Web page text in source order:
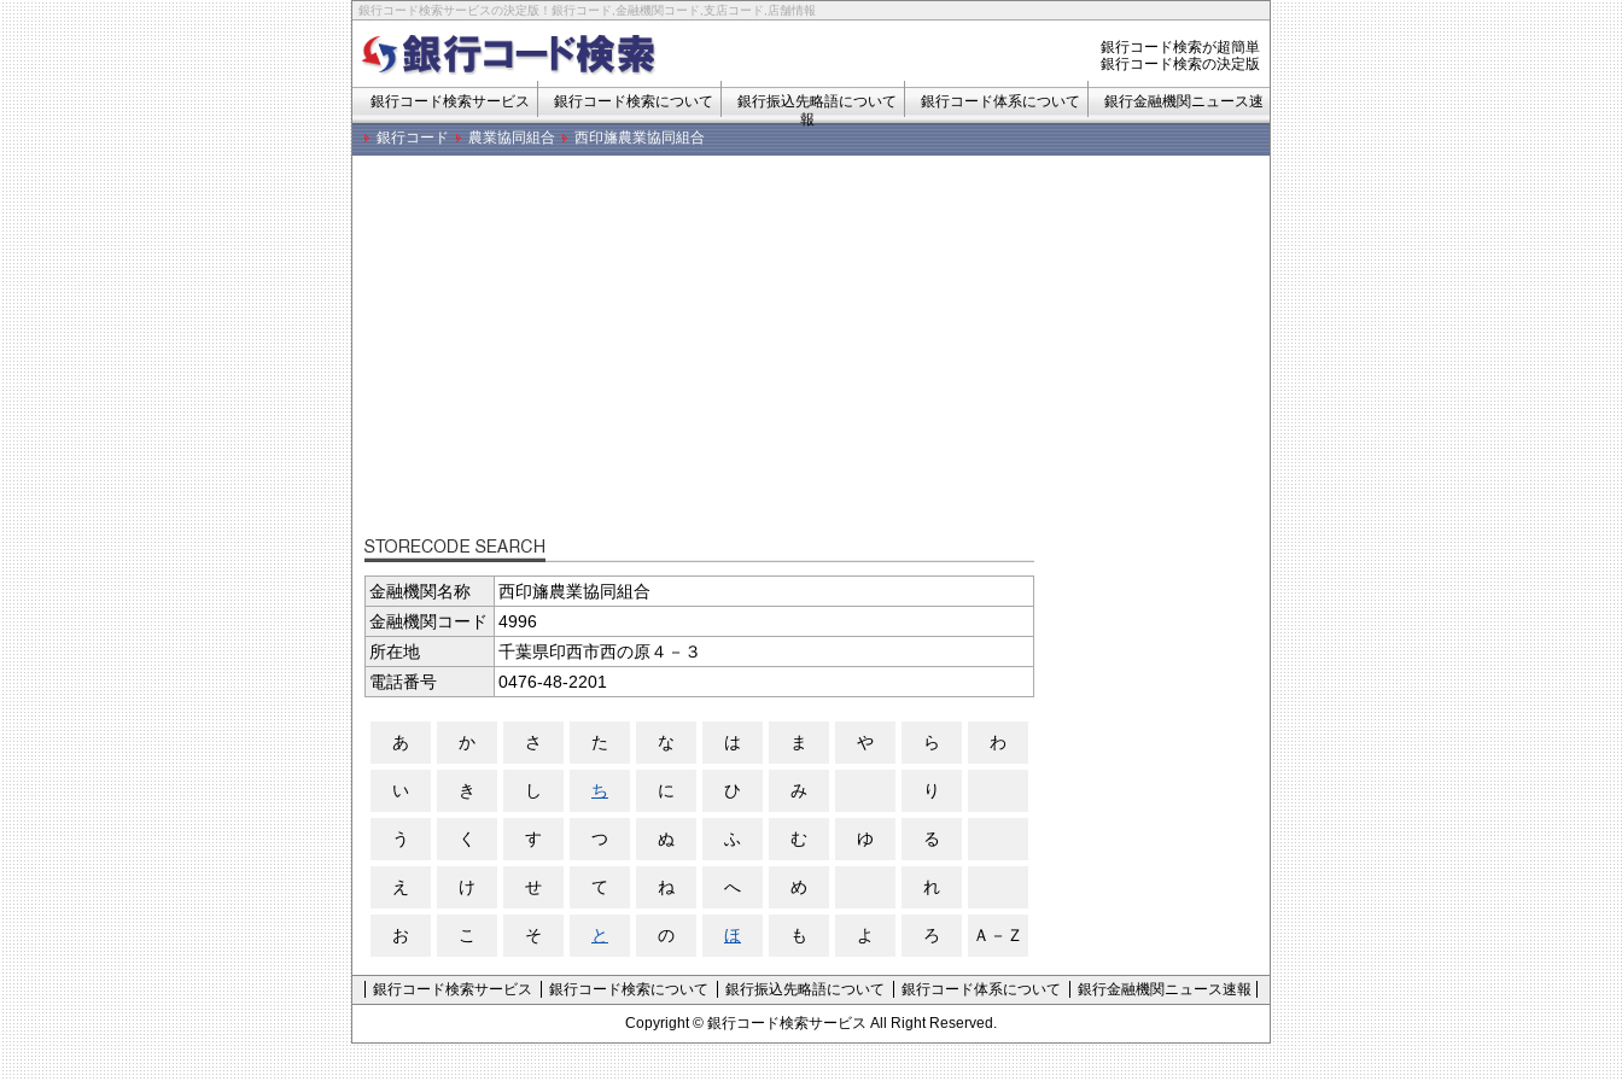
銀行コード検索サービスの決定版！銀行コード,金融機関コード,支店コード,店舗情報
銀行コード検索が超簡単
銀行コード検索の決定版
銀行コード検索サービス 銀行コード検索について 銀行振込先略語について 銀行コード体系について
銀行金融機関ニュース速
報
銀行コード
農業協同組合 西印旛農業協同組合
金融機関名称
西印旛農業協同組合
金融機関コード
4996
所在地
千葉県印西市西の原４－３
電話番号
0476-48-2201
あ か さ た な は ま や ら わ
い き し ち に ひ み り
う く す つ ぬ ふ む ゆ る
え け せ て ね へ め れ
お こ そ と の ほ も よ ろ Ａ－Ｚ
銀行コード検索サービス 銀行コード検索について 銀行振込先略語について 銀行コード体系について
銀行金融機関ニュース速報
Copyright © 銀行コード検索サービス All Right Reserved.